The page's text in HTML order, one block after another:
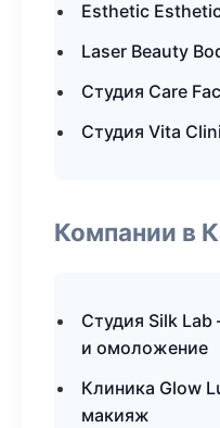
Esthetic
Laser Beauty
Студия Care
Студия Vita
Компании в
Студия Silk
и омоложение
Клиника Glow
макияж